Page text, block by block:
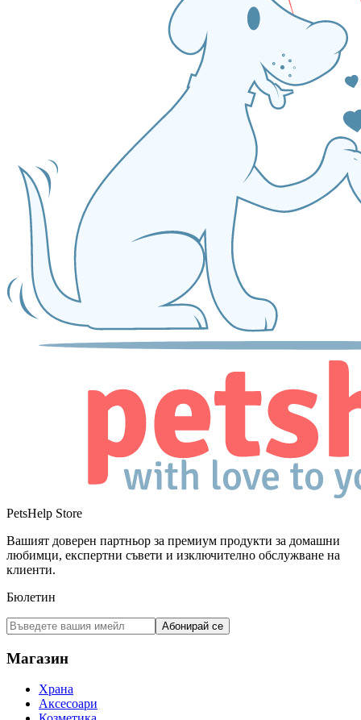
PetsHelp Store
Вашият доверен партньор за премиум продукти за домашни
любимци, експертни съвети и изключително обслужване на
клиенти.
Бюлетин
Абонирай се
Магазин
Храна
Аксесоари